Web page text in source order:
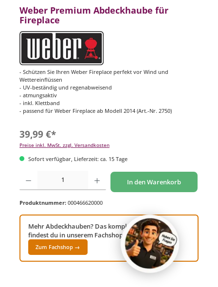
Weber Premium Abdeckhaube für
Fireplace
- Schützen Sie Ihren Weber Fireplace perfekt vor Wind und
Wettereinflüssen
- UV-beständig und regenabweisend
- atmungsaktiv
- inkl. Klettband
- passend für Weber Fireplace ab Modell 2014 (Art.-Nr. 2750)
39,99 €*
Preise inkl. MwSt. zzgl. Versandkosten
Sofort verfügbar, Lieferzeit: ca. 15 Tage
Produkt Anzahl: Gib den gewünschten Wert ein oder benutze die Schaltflächen um
In den Warenkorb
Produktnummer: 000466620000
Mehr Abdeckhauben? Das komplette Sortiment
findest du in unserem Fachshop Grillwelt24!
Zum Fachshop →